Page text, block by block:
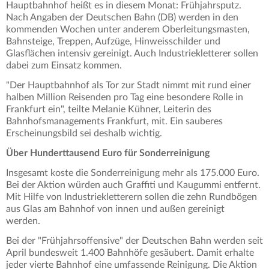
Hauptbahnhof heißt es in diesem Monat: Frühjahrsputz.
Nach Angaben der Deutschen Bahn (DB) werden in den
kommenden Wochen unter anderem Oberleitungsmasten,
Bahnsteige, Treppen, Aufzüge, Hinweisschilder und
Glasflächen intensiv gereinigt. Auch Industriekletterer sollen
dabei zum Einsatz kommen.
"Der Hauptbahnhof als Tor zur Stadt nimmt mit rund einer
halben Million Reisenden pro Tag eine besondere Rolle in
Frankfurt ein", teilte Melanie Kühner, Leiterin des
Bahnhofsmanagements Frankfurt, mit. Ein sauberes
Erscheinungsbild sei deshalb wichtig.
Über Hunderttausend Euro für Sonderreinigung
Insgesamt koste die Sonderreinigung mehr als 175.000 Euro.
Bei der Aktion würden auch Graffiti und Kaugummi entfernt.
Mit Hilfe von Industriekletterern sollen die zehn Rundbögen
aus Glas am Bahnhof von innen und außen gereinigt
werden.
Bei der "Frühjahrsoffensive" der Deutschen Bahn werden seit
April bundesweit 1.400 Bahnhöfe gesäubert. Damit erhalte
jeder vierte Bahnhof eine umfassende Reinigung. Die Aktion